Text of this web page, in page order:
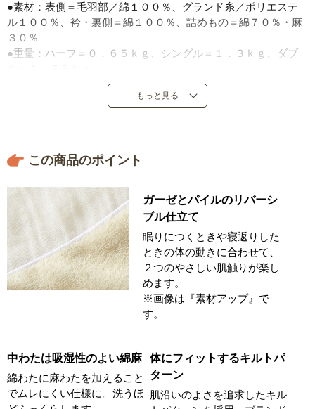
●素材：表側＝毛羽部／綿１００％、グランド糸／ポリエステ
ル１００％、衿・裏側＝綿１００％、詰めもの＝綿７０％・麻
３０％
●重量：ハーフ＝０．６５ｋｇ、シングル＝１．３ｋｇ、ダブ
もっと見る
この商品のポイント
ガーゼとパイルのリバーシ
ブル仕立て
眠りにつくときや寝返りした
ときの体の動きに合わせて、
２つのやさしい肌触りが楽し
めます。
※画像は『素材アップ』で
す。
中わたは吸湿性のよい綿麻
綿わたに麻わたを加えること
でムレにくい仕様に。洗うほ
体にフィットするキルトパ
ターン
肌沿いのよさを追求したキル